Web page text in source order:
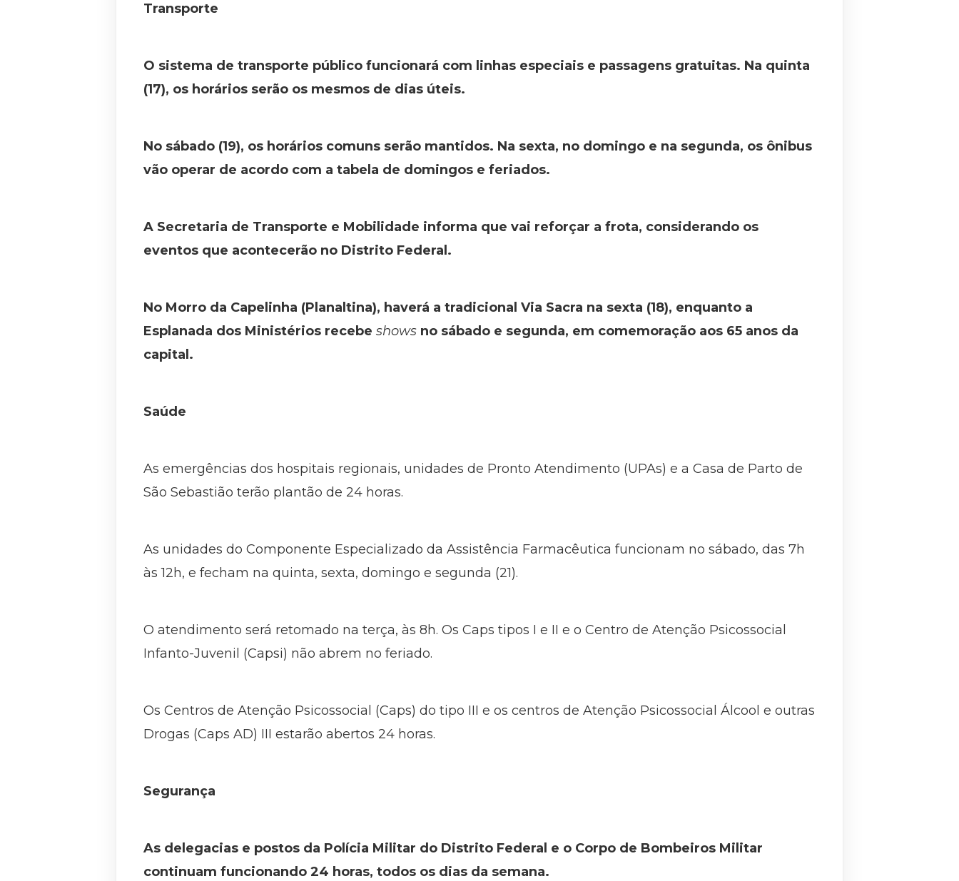
Transporte
O sistema de transporte público funcionará com linhas especiais e passagens gratuitas. Na quinta
(17), os horários serão os mesmos de dias úteis.
No sábado (19), os horários comuns serão mantidos. Na sexta, no domingo e na segunda, os ônibus
vão operar de acordo com a tabela de domingos e feriados.
A Secretaria de Transporte e Mobilidade informa que vai reforçar a frota, considerando os
eventos que acontecerão no Distrito Federal.
No Morro da Capelinha (Planaltina), haverá a tradicional Via Sacra na sexta (18), enquanto a
Esplanada dos Ministérios recebe shows no sábado e segunda, em comemoração aos 65 anos da
capital.
Saúde
As emergências dos hospitais regionais, unidades de Pronto Atendimento (UPAs) e a Casa de Parto de
São Sebastião terão plantão de 24 horas.
As unidades do Componente Especializado da Assistência Farmacêutica funcionam no sábado, das 7h
às 12h, e fecham na quinta, sexta, domingo e segunda (21).
O atendimento será retomado na terça, às 8h. Os Caps tipos I e II e o Centro de Atenção Psicossocial
Infanto-Juvenil (Capsi) não abrem no feriado.
Os Centros de Atenção Psicossocial (Caps) do tipo III e os centros de Atenção Psicossocial Álcool e outras
Drogas (Caps AD) III estarão abertos 24 horas.
Segurança
As delegacias e postos da Polícia Militar do Distrito Federal e o Corpo de Bombeiros Militar
continuam funcionando 24 horas, todos os dias da semana.